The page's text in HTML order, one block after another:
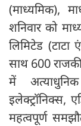
(माध्यमिक),
शनिवार को
लिमिटेड
साथ 600
में
इलेक्ट्रॉनिक्स,
महत्वपूर्ण